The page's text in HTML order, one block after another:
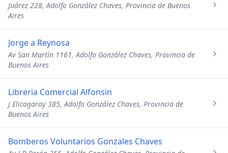
Juárez 228, Adolfo González Chaves, Provincia de Buenos
Aires
Jorge a Reynosa
Av San Martín 1161, Adolfo González Chaves, Provincia de
Buenos Aires
Libreria Comercial Alfonsin
J Elicagaray 385, Adolfo González Chaves, Provincia de
Buenos Aires
Bomberos Voluntarios Gonzales Chaves